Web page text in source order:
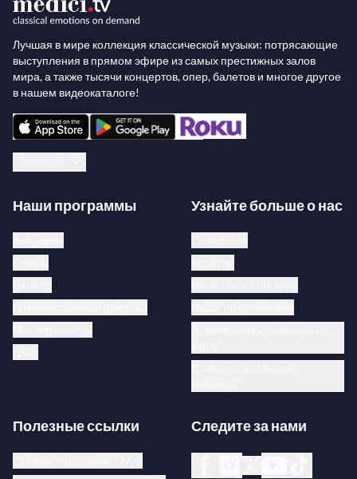
Лучшая в мире коллекция классической музыки: потрясающие
выступления в прямом эфире из самых престижных залов
мира, а также тысячи концертов, опер, балетов и многое другое
в нашем видеокаталоге!
Наши программы Узнайте больше о нас
Полезные ссылки Следите за нами